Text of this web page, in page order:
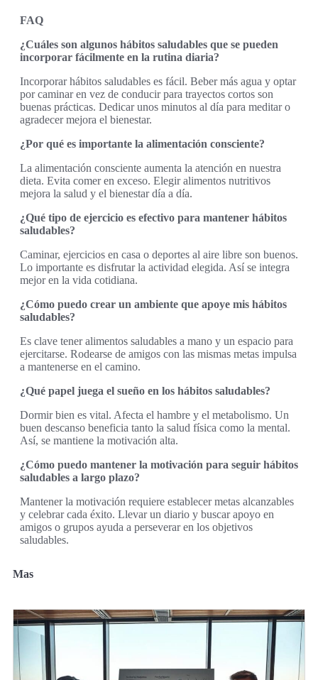
FAQ
¿Cuáles son algunos hábitos saludables que se pueden
incorporar fácilmente en la rutina diaria?
Incorporar hábitos saludables es fácil. Beber más agua y optar
por caminar en vez de conducir para trayectos cortos son
buenas prácticas. Dedicar unos minutos al día para meditar o
agradecer mejora el bienestar.
¿Por qué es importante la alimentación consciente?
La alimentación consciente aumenta la atención en nuestra
dieta. Evita comer en exceso. Elegir alimentos nutritivos
mejora la salud y el bienestar día a día.
¿Qué tipo de ejercicio es efectivo para mantener hábitos
saludables?
Caminar, ejercicios en casa o deportes al aire libre son buenos.
Lo importante es disfrutar la actividad elegida. Así se integra
mejor en la vida cotidiana.
¿Cómo puedo crear un ambiente que apoye mis hábitos
saludables?
Es clave tener alimentos saludables a mano y un espacio para
ejercitarse. Rodearse de amigos con las mismas metas impulsa
a mantenerse en el camino.
¿Qué papel juega el sueño en los hábitos saludables?
Dormir bien es vital. Afecta el hambre y el metabolismo. Un
buen descanso beneficia tanto la salud física como la mental.
Así, se mantiene la motivación alta.
¿Cómo puedo mantener la motivación para seguir hábitos
saludables a largo plazo?
Mantener la motivación requiere establecer metas alcanzables
y celebrar cada éxito. Llevar un diario y buscar apoyo en
amigos o grupos ayuda a perseverar en los objetivos
saludables.
Mas